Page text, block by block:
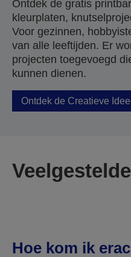
Ontdek de gratis
kleurplaten,
Voor gezinnen,
van alle leeftijden. Er
projecten toegevoegd
kunnen dienen.
Ontdek de Creatieve
Hoe kom ik